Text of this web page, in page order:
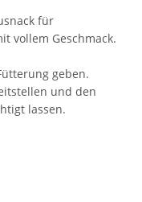
für
vollem Geschmack.
geben.
und den
lassen.